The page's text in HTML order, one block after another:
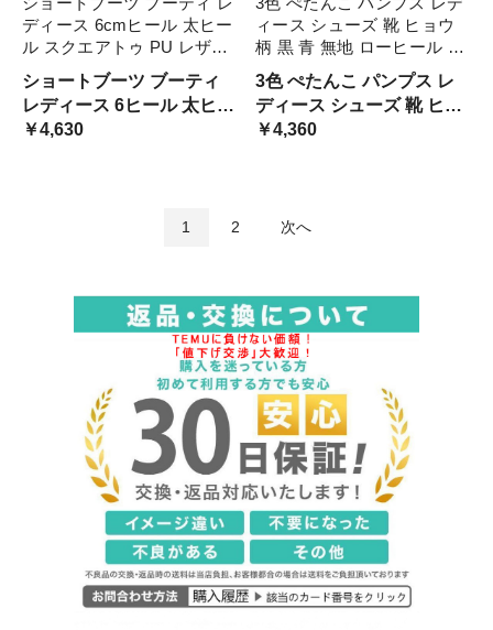
ディース 6cmヒール 太ヒー
ル スクエアトゥ PU レザー
革 靴 かわいい 大人可愛い
きれいめ シンプル カジュア
ル 黒 白 チャンキーヒール
パンプス お ベージュ
ショートブーツ ブーティ
レディース 6ヒール 太ヒー
￥4,630
ィース シューズ 靴 ヒョウ
柄 黒 青 無地 ローヒール フ
ラットシューズ リボン レオ
パード かわいい カジュアル
きれいめ 大きいサイズ 25.0
25. ぺたんこ靴
3色 ぺたんこ パンプス レ
ディース シューズ 靴 ヒョ
ウ柄 黒 青 無地 ローヒール
￥4,360
1 2 次へ